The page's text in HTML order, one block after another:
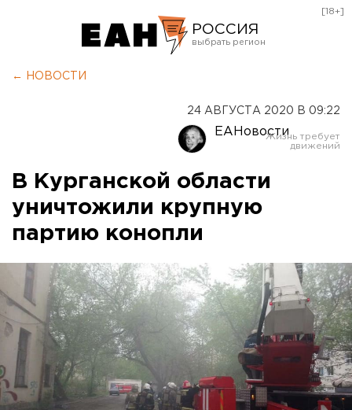
РОССИЯ
Оренбург
[18+]
← НОВОСТИ
24 АВГУСТА 2020 В 09:22
ЕАНовости
В Курганской области
уничтожили крупную
партию конопли